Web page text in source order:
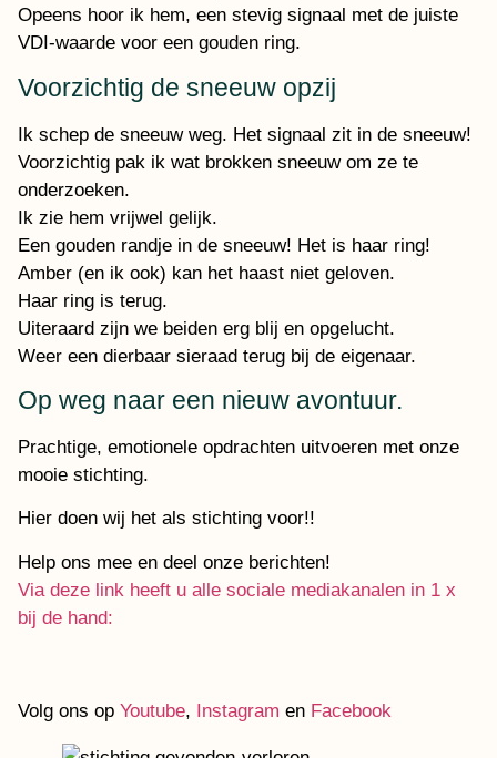
Opeens hoor ik hem, een stevig signaal met de juiste
VDI-waarde voor een gouden ring.
Voorzichtig de sneeuw opzij
Ik schep de sneeuw weg. Het signaal zit in de sneeuw!
Voorzichtig pak ik wat brokken sneeuw om ze te
onderzoeken.
Ik zie hem vrijwel gelijk.
Een gouden randje in de sneeuw! Het is haar ring!
Amber (en ik ook) kan het haast niet geloven.
Haar ring is terug.
Uiteraard zijn we beiden erg blij en opgelucht.
Weer een dierbaar sieraad terug bij de eigenaar.
Op weg naar een nieuw avontuur.
Prachtige, emotionele opdrachten uitvoeren met onze
mooie stichting.
Hier doen wij het als stichting voor!!
Help ons mee en deel onze berichten!
Via deze link heeft u alle sociale mediakanalen in 1 x
bij de hand:
Volg ons op Youtube, Instagram en Facebook